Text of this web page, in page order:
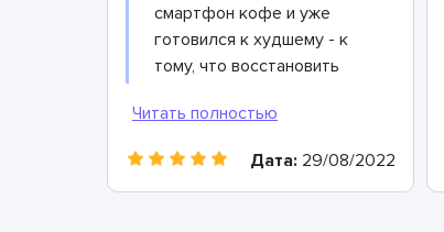
смартфон кофе и уже
готовился к худшему - к
тому, что восстановить
теряя времени, отвез
устройство ребятам в
этот сервис, они все
разобрали, как следует
Дата: 29/08/2022